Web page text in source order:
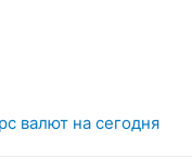
валют на сегодня